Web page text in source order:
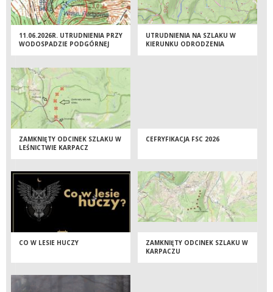
11.06.2026R. UTRUDNIENIA PRZY
WODOSPADZIE PODGÓRNEJ
UTRUDNIENIA NA SZLAKU W
KIERUNKU ODRODZENIA
ZAMKNIĘTY ODCINEK SZLAKU W
LEŚNICTWIE KARPACZ
CEFRYFIKACJA FSC 2026
CO W LESIE HUCZY
ZAMKNIĘTY ODCINEK SZLAKU W
KARPACZU